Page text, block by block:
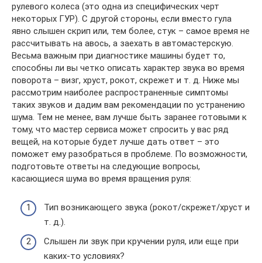
рулевого колеса (это одна из специфических черт
некоторых ГУР). С другой стороны, если вместо гула
явно слышен скрип или, тем более, стук – самое время не
рассчитывать на авось, а заехать в автомастерскую.
Весьма важным при диагностике машины будет то,
способны ли вы четко описать характер звука во время
поворота – визг, хруст, рокот, скрежет и т. д. Ниже мы
рассмотрим наиболее распространенные симптомы
таких звуков и дадим вам рекомендации по устранению
шума. Тем не менее, вам лучше быть заранее готовыми к
тому, что мастер сервиса может спросить у вас ряд
вещей, на которые будет лучше дать ответ – это
поможет ему разобраться в проблеме. По возможности,
подготовьте ответы на следующие вопросы,
касающиеся шума во время вращения руля:
Тип возникающего звука (рокот/скрежет/хруст и
т. д.).
Слышен ли звук при кручении руля, или еще при
каких-то условиях?